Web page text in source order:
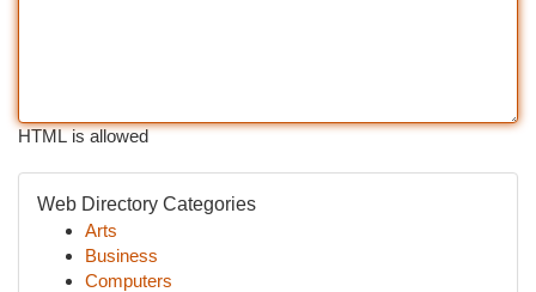
HTML is allowed
Web Directory Categories
Arts
Business
Computers